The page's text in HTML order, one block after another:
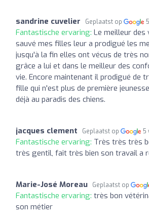
sandrine cuvelier Geplaatst op
Fantastische ervaring: Le meilleur des
sauvé mes filles leur a prodigué les
jusqu'à la fin elles ont vécus de très
grâce a lui et dans le meilleur des
vie. Encore maintenant il prodigué de
fille qui n'est plus de première
déjà au paradis des chiens.
jacques clement Geplaatst op 5
Fantastische ervaring: Très très très
très gentil, fait très bien son travail a
Marie-José Moreau Geplaatst op
Fantastische ervaring: très bon
son métier